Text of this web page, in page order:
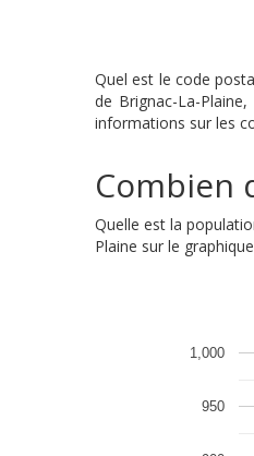
Quel est le code
de Brignac-La-
informations sur les
Combien
Quelle est la
Plaine sur le
950
1,000